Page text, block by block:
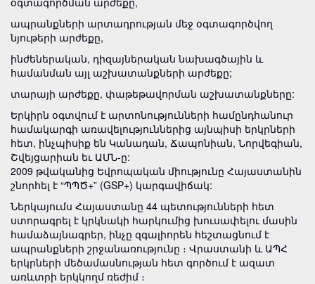
ապրանքների արտադրության մեջ օգտագործվող
նյութերի արժեքը,
ինժեներական, դիզայներական նախագծային և
համանման այլ աշխատանքների արժեքը;
տարայի արժեքը, փաթեթավորման աշխատանքները:
Երկիրն օգտվում է արտոնությունների համընդհանուր
համակարգի առավելություններից այնպիսի երկրների
հետ, ինչպիսիք են Կանադան, Ճապոնիան, Նորվեգիան,
Շվեյցարիան եւ ԱՄՆ-ը:
2009 թվականից Եվրոպական միությունը Հայաստանին
շնորհել է “ՊՊԾ+” (GSP+) կարգավիճակ:
Ներկայումս Հայաստանը 44 պետությունների հետ
ստորագրել է կրկնակի հարկումից խուսափելու մասին
համաձայնագրեր, ինչը զգալիորեն հեշտացնում է
ապրանքների շրջանառությունը ։ Վրաստանի և ԱՊՀ
երկրների մեծամասնության հետ գործում է ազատ
առևտրի երկկողմ ռեժիմ ։